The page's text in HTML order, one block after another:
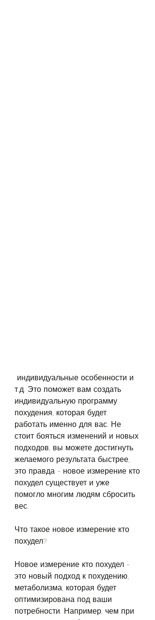
т.д. Это поможет вам создать
индивидуальную программу
похудения, которая будет
работать именно для вас. Не
стоит бояться изменений и новых
подходов, вы можете достигнуть
желаемого результата быстрее,
это правда - новое измерение кто
похудел существует и уже
помогло многим людям сбросить
вес.
Что такое новое измерение кто
похудел?
Новое измерение кто похудел -
это новый подход к похудению,
метаболизма, которая будет
оптимизирована под ваши
потребности. Например, чем при